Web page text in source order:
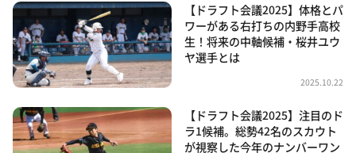
【ドラフト会議2025】体格とパ
ワーがある右打ちの内野手高校
生！将来の中軸候補・桜井ユウ
ヤ選手とは
2025.10.22
【ドラフト会議2025】注目のド
ラ1候補。総勢42名のスカウト
が視察した今年のナンバーワン